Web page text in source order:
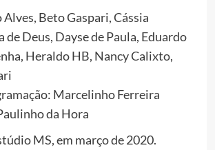
Beto Gaspari, Cássia
de Deus, Dayse de Paula, Eduardo
Heraldo HB, Nancy Calixto,
Marcelinho Ferreira
da Hora
MS, em março de 2020.